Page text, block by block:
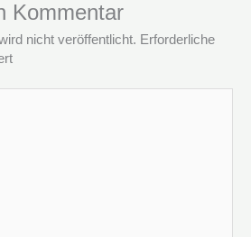
Kommentar
nicht veröffentlicht. Erforderliche